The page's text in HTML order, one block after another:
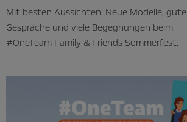
Mit besten Aussichten: Neue Modelle, gute
Gespräche und viele Begegnungen beim
#OneTeam Family & Friends Sommerfest.